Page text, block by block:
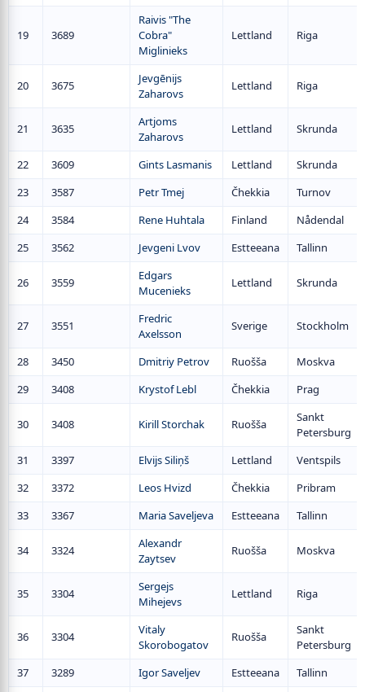
19 3689
Raivis "The
Cobra"
Miglinieks
Lettland Riga
20 3675
Jevgēnijs
Zaharovs
Lettland Riga
21 3635
Artjoms
Zaharovs
Lettland Skrunda
22 3609 Gints Lasmanis Lettland
Skrunda
23
3587 Petr Tmej Čhekkia
Turnov
24
3584 Rene Huhtala Finland
Nådendal
25
3562 Jevgeni Lvov Estteeana Tallinn
26 3559
Edgars
Mucenieks
Lettland Skrunda
27 3551
Fredric
Axelsson
Sverige Stockholm
28 3450 Dmitriy Petrov Ruošša
Moskva
29
3408 Krystof Lebl Čhekkia Prag
30 3408 Kirill Storchak Ruošša
Sankt
Petersburg
31
3397 Elvijs Siliņš Lettland
Ventspils
32
3372 Leos Hvizd Čhekkia
Pribram
33
3367 Maria Saveljeva Estteeana Tallinn
34 3324
Alexandr
Zaytsev
Ruošša Moskva
35 3304
Sergejs
Mihejevs
Lettland Riga
36 3304
Vitaly
Skorobogatov
Ruošša
Sankt
Petersburg
37
3289 Igor Saveljev Estteeana
Tallinn